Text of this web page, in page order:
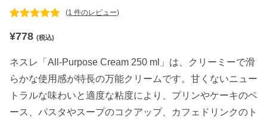
評価に基づ
価のうち、
5.00点
(1 件のレビュー)
¥778 (税込)
ネスレ「All‑Purpose Cream 250 ml」は、クリーミーで滑
らかな使用感が特長の万能クリームです。甘くないニュー
トラルな味わいと適度な粘度により、プリンやケーキのベ
ース、パスタやスープのコクアップ、カフェドリンクのト